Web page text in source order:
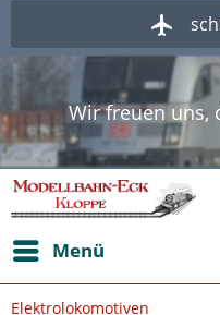
Wir freuen uns,
Herzlich
Wir freuen uns,
Herzlich
Menü
Elektrolokomotiven